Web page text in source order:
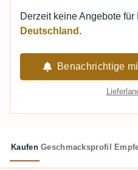
Derzeit keine Angebote für
Deutschland .
Benachrichtige
Kaufen Geschmacksprofil